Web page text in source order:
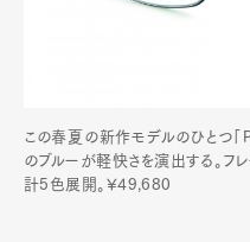
この春夏の新作モデルのひとつ「
のブルーが軽快さを演出する。フ
計5色展開。¥49,680